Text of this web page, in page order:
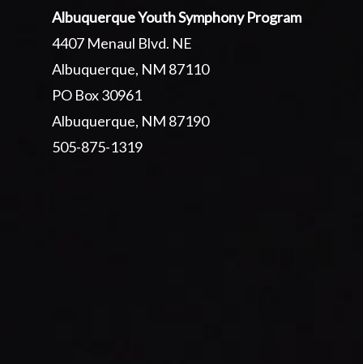
Albuquerque Youth Symphony Program
4407 Menaul Blvd. NE
Albuquerque, NM 87110
PO Box 30961
Albuquerque, NM 87190
505-875-1319